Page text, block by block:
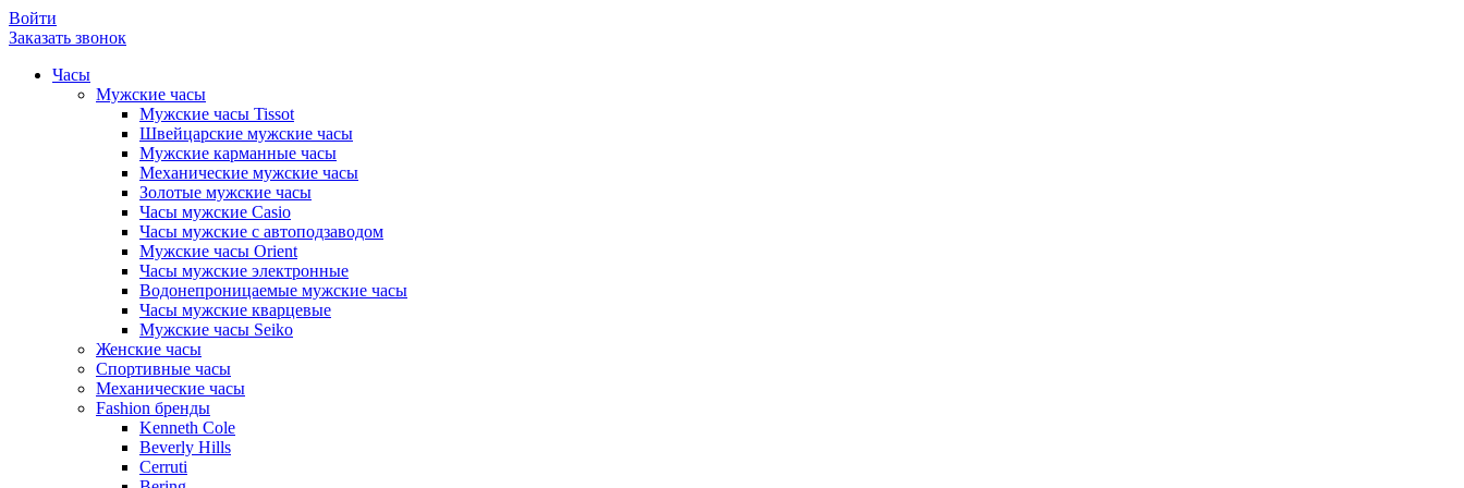
Войти
Заказать звонок
Часы
Мужские часы
Мужские часы Tissot
Швейцарские мужские часы
Мужские карманные часы
Механические мужские часы
Золотые мужские часы
Часы мужские Casio
Часы мужские с автоподзаводом
Мужские часы Orient
Часы мужские электронные
Водонепроницаемые мужские часы
Часы мужские кварцевые
Мужские часы Seiko
Женские часы
Спортивные часы
Механические часы
Fashion бренды
Kenneth Cole
Beverly Hills
Cerruti